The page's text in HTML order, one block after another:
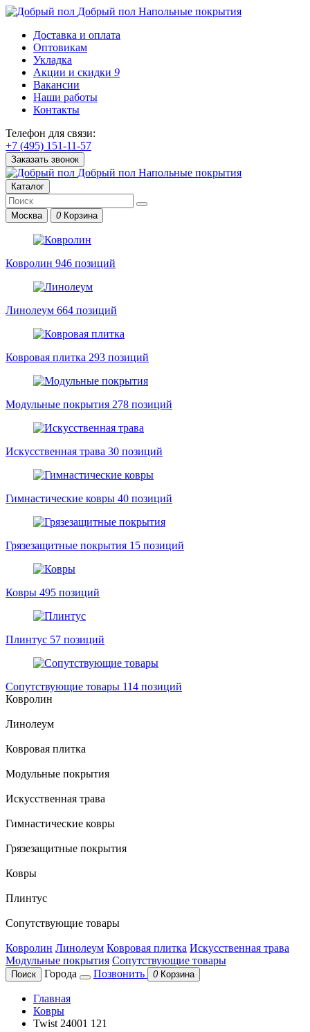
Добрый пол Напольные покрытия
Доставка и оплата
Оптовикам
Укладка
Акции и скидки 9
Вакансии
Наши работы
Контакты
Телефон для связи:
+7 (495) 151-11-57
Заказать звонок
Добрый пол Напольные покрытия
Каталог
Москва 0 Корзина
Ковролин 946 позиций
Линолеум 664 позиций
Ковровая плитка 293 позиций
Модульные покрытия 278 позиций
Искусственная трава 30 позиций
Гимнастические ковры 40 позиций
Грязезащитные покрытия 15 позиций
Ковры 495 позиций
Плинтус 57 позиций
Сопутствующие товары 114 позиций
Ковролин
Линолеум
Ковровая плитка
Модульные покрытия
Искусственная трава
Гимнастические ковры
Грязезащитные покрытия
Ковры
Плинтус
Сопутствующие товары
Ковролин Линолеум Ковровая плитка Искусственная трава
Модульные покрытия Сопутствующие товары
Поиск Города Позвонить 0 Корзина
Главная
Ковры
Twist 24001 121